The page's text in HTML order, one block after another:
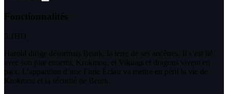
Fonctionnalités
5.1
HD
Harold dirige désormais Beurk, la terre de ses ancêtres. Il s’est lié
avec son pire ennemi, Krokmou, et Vikings et dragons vivent en
paix. L’apparition d’une Furie Éclair va mettre en péril la vie de
Krokmou et la sécurité de Beurk.